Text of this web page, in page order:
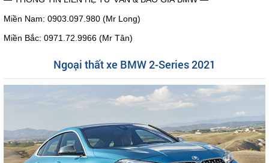
Miền Nam: 0903.097.980 (Mr Long)
Miền Bắc: 0971.72.9966 (Mr Tân)
Ngoại thất xe BMW 2-Series 2021